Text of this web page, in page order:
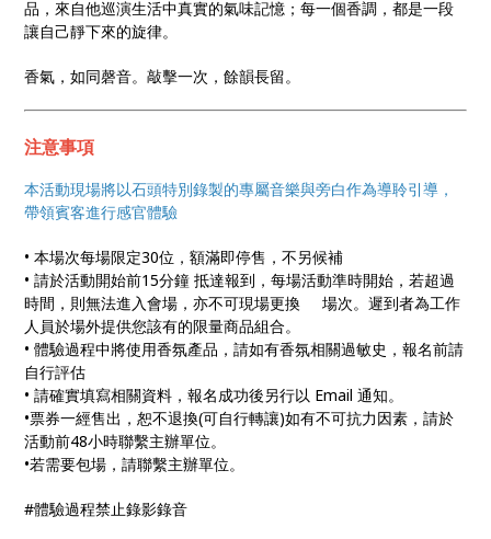
品，來自他巡演生活中真實的氣味記憶；每一個香調，都是一段
讓自己靜下來的旋律。
香氣，如同磬音。敲擊一次，餘韻長留。
注意事項
本活動現場將以石頭特別錄製的專屬音樂與旁白作為導聆引導，
帶領賓客進行感官體驗
• 本場次每場限定30位，額滿即停售，不另候補
• 請於活動開始前15分鐘 抵達報到，每場活動準時開始，若超過
時間，則無法進入會場，亦不可現場更換 場次。遲到者為工作
人員於場外提供您該有的限量商品組合。
• 體驗過程中將使用香氛產品，請如有香氛相關過敏史，報名前請
自行評估
• 請確實填寫相關資料，報名成功後另行以 Email 通知。
•票券一經售出，恕不退換(可自行轉讓)如有不可抗力因素，請於
活動前48小時聯繫主辦單位。
•若需要包場，請聯繫主辦單位。
#體驗過程禁止錄影錄音